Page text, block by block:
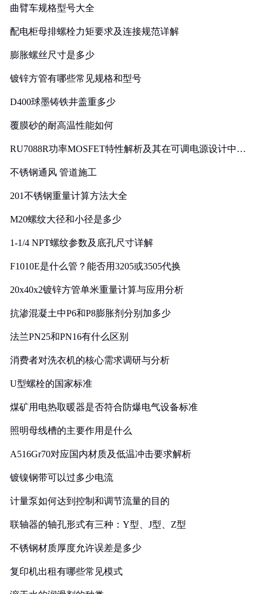
曲臂车规格型号大全
配电柜母排螺栓力矩要求及连接规范详解
膨胀螺丝尺寸是多少
镀锌方管有哪些常见规格和型号
D400球墨铸铁井盖重多少
覆膜砂的耐高温性能如何
RU7088R功率MOSFET特性解析及其在可调电源设计中的
不锈钢通风 管道施工
201不锈钢重量计算方法大全
M20螺纹大径和小径是多少
1-1/4 NPT螺纹参数及底孔尺寸详解
F1010E是什么管？能否用3205或3505代换
20x40x2镀锌方管单米重量计算与应用分析
抗渗混凝土中P6和P8膨胀剂分别加多少
法兰PN25和PN16有什么区别
消费者对洗衣机的核心需求调研与分析
U型螺栓的国家标准
煤矿用电热取暖器是否符合防爆电气设备标准
照明母线槽的主要作用是什么
A516Gr70对应国内材质及低温冲击要求解析
镀镍钢带可以过多少电流
计量泵如何达到控制和调节流量的目的
联轴器的轴孔形式有三种：Y型、J型、Z型
不锈钢材质厚度允许误差是多少
复印机出租有哪些常见模式